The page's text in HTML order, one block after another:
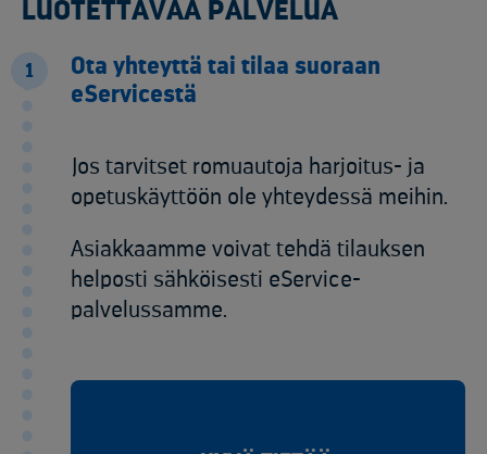
LUOTETTAVAA PALVELUA
1
Ota yhteyttä tai tilaa suoraan
eServicestä
Jos tarvitset romuautoja harjoitus- ja
opetuskäyttöön ole yhteydessä meihin.
Asiakkaamme voivat tehdä tilauksen
helposti sähköisesti eService-
palvelussamme.